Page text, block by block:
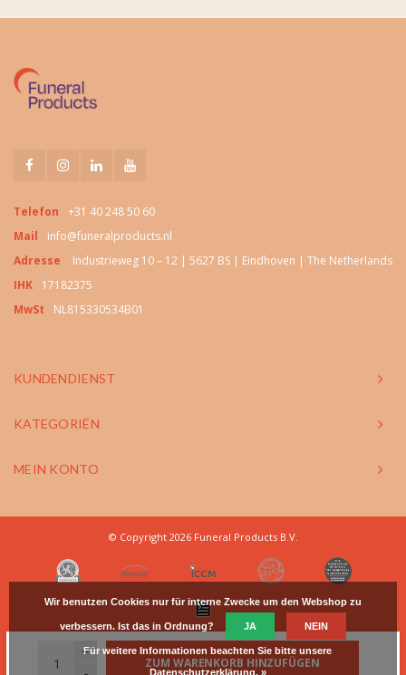
+
ZUM WARENKORB HINZUFÜGEN
Telefon
+31 40 248 50 60
Mail
info@funeralproducts.nl
Adresse
Industrieweg 10 – 12 | 5627 BS | Eindhoven | The Netherlands
IHK
17182375
MwSt
NL815330534B01
KUNDENDIENST
KATEGORIËN
MEIN KONTO
© Copyright 2026 Funeral Products B.V.
Wir benutzen Cookies nur für interne Zwecke um den Webshop zu
verbessern. Ist das in Ordnung? JA NEIN
Für weitere Informationen beachten Sie bitte unsere
Datenschutzerklärung. »